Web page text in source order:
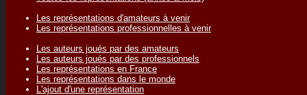
Les représentations d'amateurs à venir
Les représentations professionnelles à venir
Les auteurs joués par des amateurs
Les auteurs joués par des professionnels
Les représentations en France
Les représentations dans le monde
L'ajout d'une représentation